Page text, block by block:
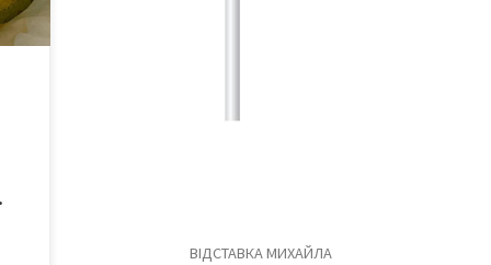
ВІДСТАВКА МИХАЙЛА